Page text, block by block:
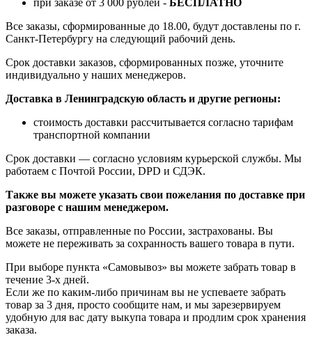
Все заказы, сформированные до 18.00, будут доставлены по г.
Санкт-Петербургу на следующий рабочий день.
Срок доставки заказов, сформированных позже, уточните
индивидуально у наших менеджеров.
Доставка в Ленинградскую область и другие регионы:
стоимость доставки рассчитывается согласно тарифам
транспортной компании
Срок доставки — согласно условиям курьерской службы. Мы
работаем с Почтой России, DPD и СДЭК.
Также вы можете указать свои пожелания по доставке при
разговоре с нашим менеджером.
Все заказы, отправленные по России, застрахованы. Вы
можете не переживать за сохранность вашего товара в пути.
При выборе пункта «Самовывоз» вы можете забрать товар в
течение 3-х дней.
Если же по каким-либо причинам вы не успеваете забрать
товар за 3 дня, просто сообщите нам, и мы зарезервируем
удобную для вас дату выкупа товара и продлим срок хранения
заказа.